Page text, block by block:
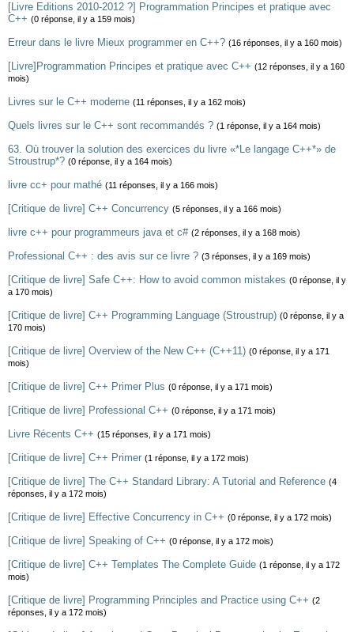
[Livre Editions 2010-2012 ?] Programmation Principes et pratique avec
C++ (0 réponse, il y a 159 mois)
Erreur dans le livre Mieux programmer en C++? (16 réponses, il y a 160 mois)
[Livre]Programmation Principes et pratique avec C++ (12 réponses, il y a 160
mois)
Livres sur le C++ moderne (11 réponses, il y a 162 mois)
Quels livres sur le C++ sont recommandés ? (1 réponse, il y a 164 mois)
63. Où trouver la solution des exercices du livre «*Le langage C++*» de
Stroustrup*? (0 réponse, il y a 164 mois)
livre cc+ pour mathé (11 réponses, il y a 166 mois)
[Critique de livre] C++ Concurrency (5 réponses, il y a 166 mois)
livre c++ pour programmeurs java et c# (2 réponses, il y a 168 mois)
Professional C++ : des avis sur ce livre ? (3 réponses, il y a 169 mois)
[Critique de livre] Safe C++: How to avoid common mistakes (0 réponse, il y
a 170 mois)
[Critique de livre] C++ Programming Language (Stroustrup) (0 réponse, il y a
170 mois)
[Critique de livre] Overview of the New C++ (C++11) (0 réponse, il y a 171
mois)
[Critique de livre] C++ Primer Plus (0 réponse, il y a 171 mois)
[Critique de livre] Professional C++ (0 réponse, il y a 171 mois)
Livre Récents C++ (15 réponses, il y a 171 mois)
[Critique de livre] C++ Primer (1 réponse, il y a 172 mois)
[Critique de livre] The C++ Standard Library: A Tutorial and Reference (4
réponses, il y a 172 mois)
[Critique de livre] Effective Concurrency in C++ (0 réponse, il y a 172 mois)
[Critique de livre] Speaking of C++ (0 réponse, il y a 172 mois)
[Critique de livre] C++ Templates The Complete Guide (1 réponse, il y a 172
mois)
[Critique de livre] Programming Principles and Practice using C++ (2
réponses, il y a 172 mois)